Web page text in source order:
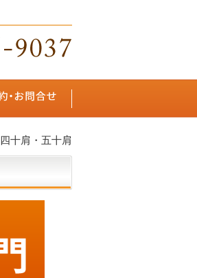
四十肩・五十肩